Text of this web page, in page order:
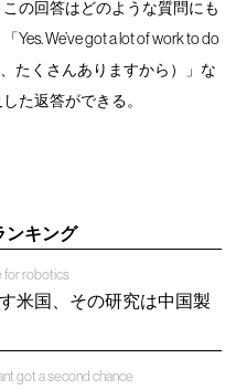
の回答はどのような質問にも
We’ve got a lot of work to do
たくさんありますから）」な
た返答ができる。
ンキング
for robotics
米国、その研究は中国製
got a second chance